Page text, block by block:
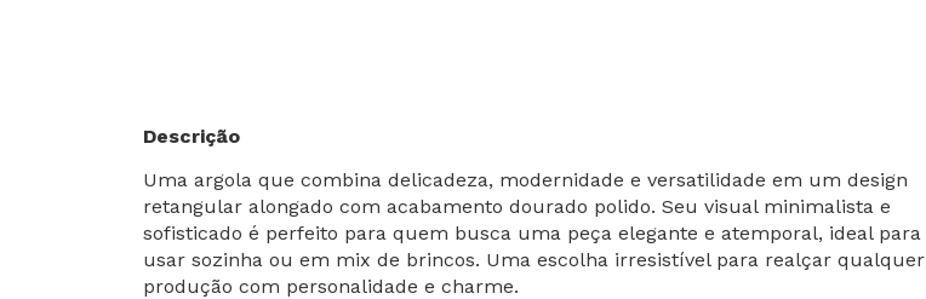
Descrição
Uma argola que combina delicadeza, modernidade e versatilidade em um design
retangular alongado com acabamento dourado polido. Seu visual minimalista e
sofisticado é perfeito para quem busca uma peça elegante e atemporal, ideal para
usar sozinha ou em mix de brincos. Uma escolha irresistível para realçar qualquer
produção com personalidade e charme.